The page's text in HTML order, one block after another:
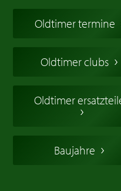
Oldtimer termine
Oldtimer clubs
Oldtimer
Baujahre